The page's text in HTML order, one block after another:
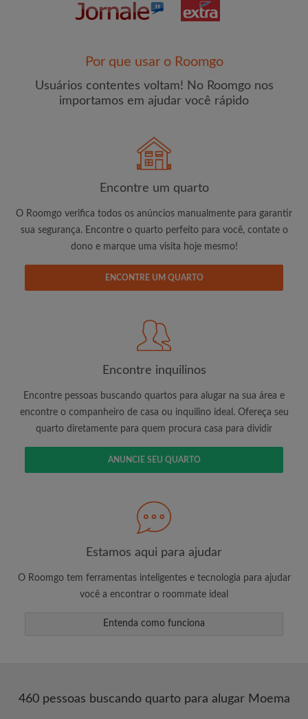
Li, entendi e concordo com os
Termos e Condições de
uso e com a Política de Privadicade
CRIAR PERFIL
É 100% grátis!
Crie uma conta e comece a procurar
Envie mensagens ilimitadas para todos os
Solicite ilimitadas visitas aos quartos
changes de encontrar um quarto
Por que usar o Roomgo
Usuários contentes voltam! No Roomgo nos
importamos em ajudar você rápido
Encontre um quarto
O Roomgo verifica todos os anúncios manualmente para garantir
sua segurança. Encontre o quarto perfeito para você, contate o
dono e marque uma visita hoje mesmo!
ENCONTRE UM QUARTO
Encontre inquilinos
Encontre pessoas buscando quartos para alugar na sua área e
encontre o companheiro de casa ou inquilino ideal. Ofereça seu
quarto diretamente para quem procura casa para dividir
ANUNCIE SEU QUARTO
Estamos aqui para ajudar
O Roomgo tem ferramentas inteligentes e tecnologia para ajudar
você a encontrar o roommate ideal
Entenda como funciona
460 pessoas buscando quarto para alugar Moema